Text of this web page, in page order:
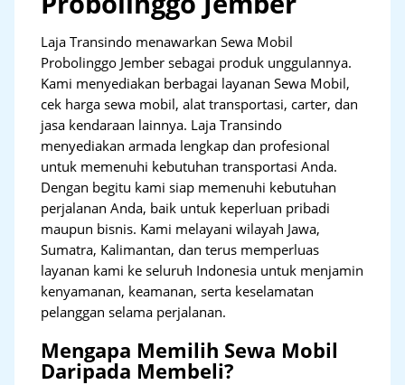
Laja Transindo menawarkan Sewa Mobil
Probolinggo Jember sebagai produk unggulannya.
Kami menyediakan berbagai layanan Sewa Mobil,
cek harga sewa mobil, alat transportasi, carter, dan
jasa kendaraan lainnya. Laja Transindo
menyediakan armada lengkap dan profesional
untuk memenuhi kebutuhan transportasi Anda.
Dengan begitu kami siap memenuhi kebutuhan
perjalanan Anda, baik untuk keperluan pribadi
maupun bisnis. Kami melayani wilayah Jawa,
Sumatra, Kalimantan, dan terus memperluas
layanan kami ke seluruh Indonesia untuk menjamin
kenyamanan, keamanan, serta keselamatan
pelanggan selama perjalanan.
Mengapa Memilih Sewa Mobil
Daripada Membeli?